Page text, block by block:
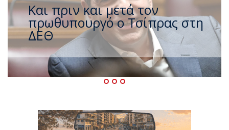
Έρχεται νέο ισχυρό κύμα
ζέστης με 40 βαθμούς Κελσίου
– Ο καιρός έως τον
Δεκαπενταύγουστο